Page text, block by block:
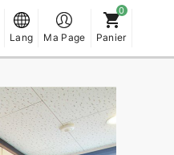
Lang Ma Page Panier